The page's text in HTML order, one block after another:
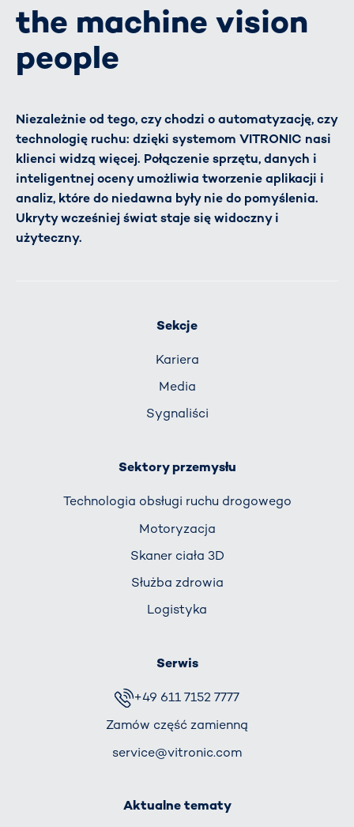
the machine vision
people
Niezależnie od tego, czy chodzi o automatyzację, czy
technologię ruchu: dzięki systemom VITRONIC nasi
klienci widzą więcej. Połączenie sprzętu, danych i
inteligentnej oceny umożliwia tworzenie aplikacji i
analiz, które do niedawna były nie do pomyślenia.
Ukryty wcześniej świat staje się widoczny i
użyteczny.
Sekcje
Kariera
Media
Sygnaliści
Sektory przemysłu
Technologia obsługi ruchu drogowego
Motoryzacja
Skaner ciała 3D
Służba zdrowia
Logistyka
Serwis
+49 611 7152 7777
Zamów część zamienną
service@vitronic.com
Aktualne tematy